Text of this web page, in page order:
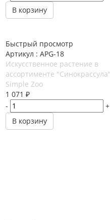
В корзину
Быстрый просмотр
Артикул : APG-18
Искусственное растение в
ассортименте
Simple Zoo
1 071 ₽
-
+
В корзину